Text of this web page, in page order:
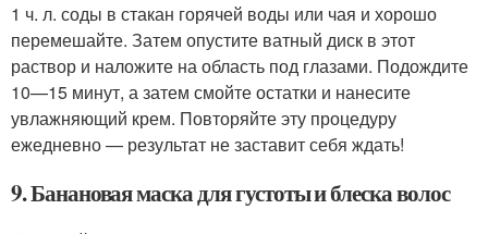
1 ч. л. соды в стакан горячей воды или чая и хорошо
перемешайте. Затем опустите ватный диск в этот
раствор и наложите на область под глазами. Подождите
10—15 минут, а затем смойте остатки и нанесите
увлажняющий крем. Повторяйте эту процедуру
ежедневно — результат не заставит себя ждать!
9. Банановая маска для густоты и блеска волос